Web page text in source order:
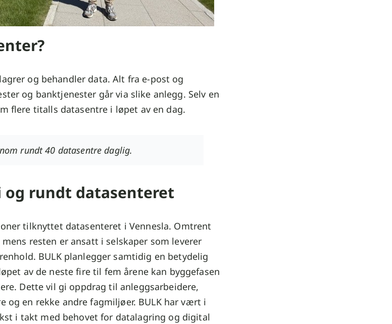
og behandler data. Alt fra e-post og
og banktjenester går via slike anlegg. Selv en
flere titalls datasentre i løpet av en dag.
rundt 40 datasentre daglig.
og rundt datasenteret
tilknyttet datasenteret i Vennesla. Omtrent
resten er ansatt i selskaper som leverer
BULK planlegger samtidig en betydelig
av de neste fire til fem årene kan byggefasen
Dette vil gi oppdrag til anleggsarbeidere,
og en rekke andre fagmiljøer. BULK har vært i
i takt med behovet for datalagring og digital